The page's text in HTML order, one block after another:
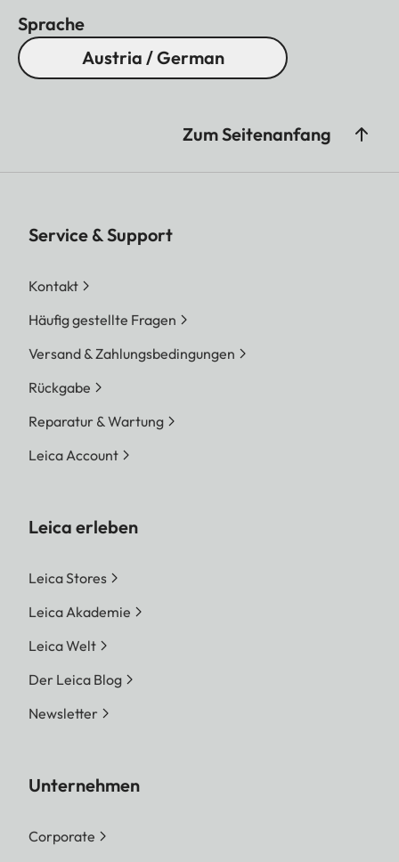
Sprache
Austria / German
Zum Seitenanfang
Service & Support
Kontakt
Häufig gestellte Fragen
Versand & Zahlungsbedingungen
Rückgabe
Reparatur & Wartung
Leica Account
Leica erleben
Leica Stores
Leica Akademie
Leica Welt
Der Leica Blog
Newsletter
Unternehmen
Corporate